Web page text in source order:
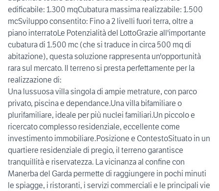
edificabile: 1.300 mqCubatura massima realizzabile: 1.500
mcSviluppo consentito: Fino a 2 livelli fuori terra, oltre a
piano interratoLe Potenzialità del LottoGrazie all'importante
cubatura di 1.500 mc (che si traduce in circa 500 mq di
abitazione), questa soluzione rappresenta un'opportunità
rara sul mercato. Il terreno si presta perfettamente per la
realizzazione di:
Una lussuosa villa singola di ampie metrature, con parco
privato, piscina e dependance.Una villa bifamiliare o
plurifamiliare, ideale per più nuclei familiari.Un piccolo e
ricercato complesso residenziale, eccellente come
investimento immobiliare.Posizione e ContestoSituato in un
quartiere residenziale di pregio, il terreno garantisce
tranquillità e riservatezza. La vicinanza al confine con
Manerba del Garda permette di raggiungere in pochi minuti
le spiagge, i ristoranti, i servizi commerciali e le principali vie